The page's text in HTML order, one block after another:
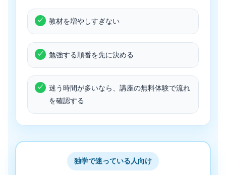
教材を増やしすぎない
勉強する順番を先に決める
迷う時間が多いなら、講座の無料体験で流れ
を確認する
独学で迷っている人向け